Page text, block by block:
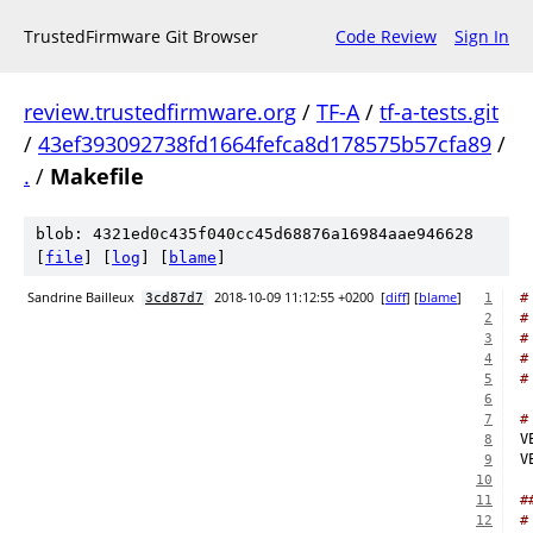
TrustedFirmware Git Browser Code Review Sign In
review.trustedfirmware.org / TF-A/ tf-a-tests.git
/ 43ef393092738fd1664fefca8d178575b57cfa89 /
. / Makefile
blob: 4321ed0c435f040cc45d68876a16984aae946628
file log blame
Sandrine Bailleux 3cd87d7 2018-10-09 11:12:55 +0200 [diff] [blame] 1 #
2
3 #
4 #
5 #
6
7
#
8
9
10
11
12 #